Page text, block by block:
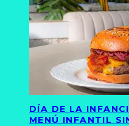
DÍA DE LA
MENÚ INFANTIL